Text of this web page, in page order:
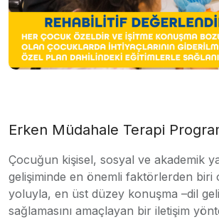
Erken Müdahale Terapi
Çocuğun kişisel, sosyal ve akademik
gelişiminde en önemli faktörlerden biri
yoluyla, en üst düzey konuşma –dil
sağlamasını amaçlayan bir iletişim